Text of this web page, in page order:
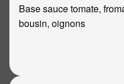
Base sauce tomate,
bousin, oignons